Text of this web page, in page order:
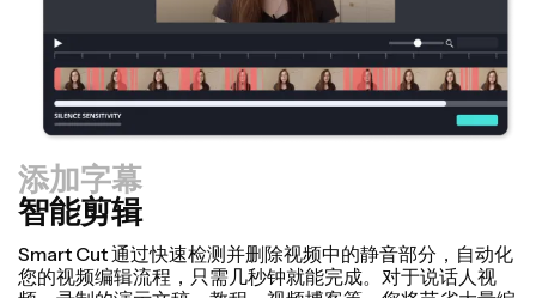
添加字幕
智能剪辑
调整大小工具